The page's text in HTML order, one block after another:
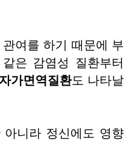
여를 하기 때문에 부
은 감염성 질환부터
자가면역질환도 나타날
아니라 정신에도 영향